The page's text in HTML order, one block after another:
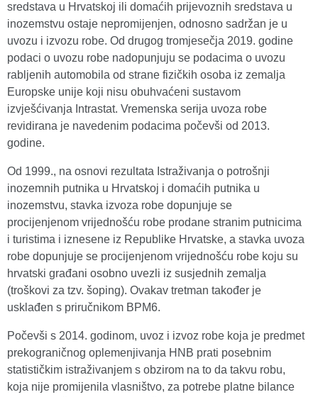
sredstava u Hrvatskoj ili domaćih prijevoznih sredstava u
inozemstvu ostaje nepromijenjen, odnosno sadržan je u
uvozu i izvozu robe. Od drugog tromjesečja 2019. godine
podaci o uvozu robe nadopunjuju se podacima o uvozu
rabljenih automobila od strane fizičkih osoba iz zemalja
Europske unije koji nisu obuhvaćeni sustavom
izvješćivanja Intrastat. Vremenska serija uvoza robe
revidirana je navedenim podacima počevši od 2013.
godine.
Od 1999., na osnovi rezultata Istraživanja o potrošnji
inozemnih putnika u Hrvatskoj i domaćih putnika u
inozemstvu, stavka izvoza robe dopunjuje se
procijenjenom vrijednošću robe prodane stranim putnicima
i turistima i iznesene iz Republike Hrvatske, a stavka uvoza
robe dopunjuje se procijenjenom vrijednošću robe koju su
hrvatski građani osobno uvezli iz susjednih zemalja
(troškovi za tzv. šoping). Ovakav tretman također je
usklađen s priručnikom BPM6.
Počevši s 2014. godinom, uvoz i izvoz robe koja je predmet
prekograničnog oplemenjivanja HNB prati posebnim
statističkim istraživanjem s obzirom na to da takvu robu,
koja nije promijenila vlasništvo, za potrebe platne bilance